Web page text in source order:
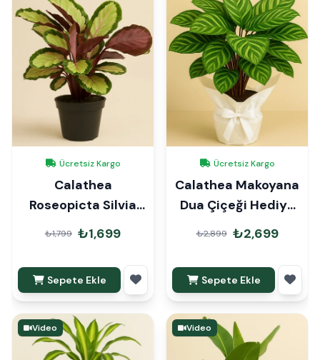
Ücretsiz Kargo
Calathea
Roseopicta Silvia
Dua Çiçeği
₺1,799 ₺1,699
Sepete Ekle
Ücretsiz Kargo
Calathea Makoyana
Dua Çiçeği Hediye
Paketli
₺2,899 ₺2,699
Sepete Ekle
Video Video